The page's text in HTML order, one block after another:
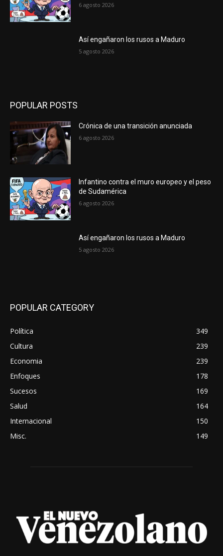
6 agosto 2026
Así engañaron los rusos a Maduro
5 agosto 2026
POPULAR POSTS
Crónica de una transición anunciada
6 agosto 2026
Infantino contra el muro europeo y el peso
de Sudamérica
6 agosto 2026
Así engañaron los rusos a Maduro
5 agosto 2026
POPULAR CATEGORY
Política
349
Cultura
239
Economia
239
Enfoques
178
Sucesos
169
Salud
164
Internacional
150
Misc.
149